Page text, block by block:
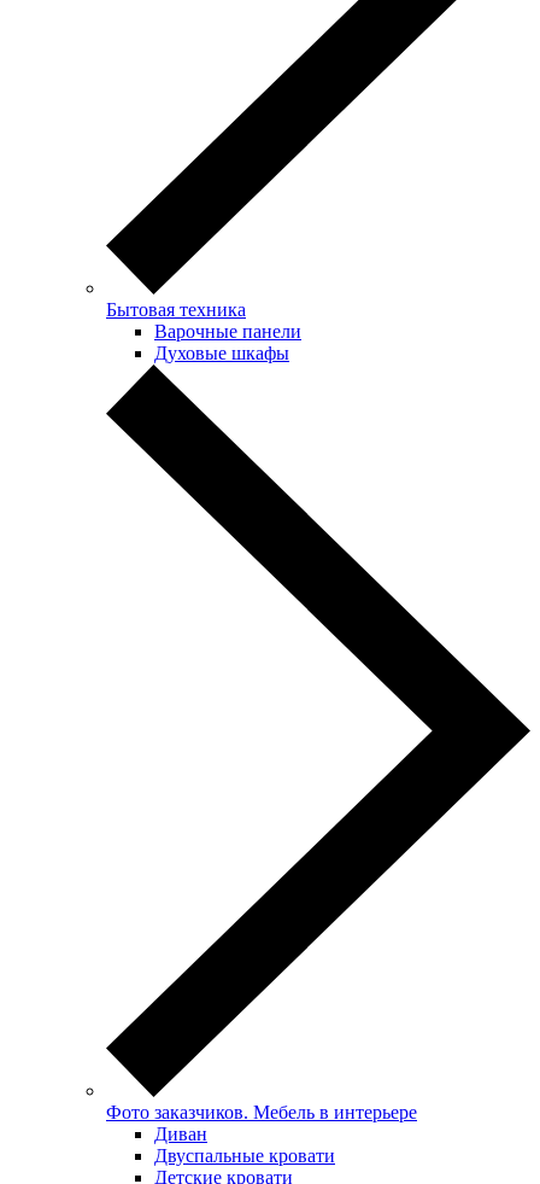
Бытовая техника
Варочные панели
Духовые шкафы
Фото заказчиков. Мебель в интерьере
Диван
Двуспальные кровати
Детские кровати